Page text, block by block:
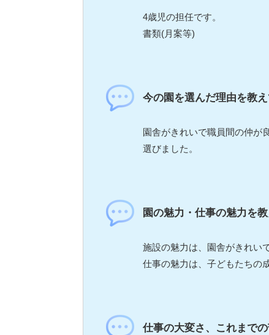
4歳児の担任です。
書類(月案等)
今の園を選んだ理由を教え
園舎がきれいで職員間の仲が
選びました。
園の魅力・仕事の魅力を教
施設の魅力は、園舎がきれい
仕事の魅力は、子どもたちの
仕事の大変さ、これまで